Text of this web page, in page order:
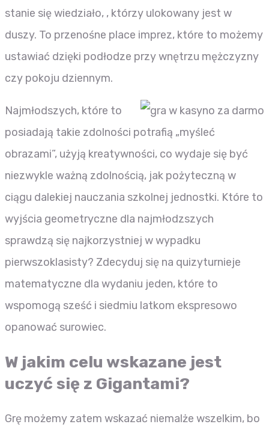
stanie się wiedziało, , którzy ulokowany jest w
duszy. To przenośne place imprez, które to możemy
ustawiać dzięki podłodze przy wnętrzu mężczyzny
czy pokoju dziennym.
Najmłodszych, które to
posiadają takie zdolności potrafią „myśleć
obrazami”, użyją kreatywności, co wydaje się być
niezwykle ważną zdolnością, jak pożyteczną w
ciągu dalekiej nauczania szkolnej jednostki. Które to
wyjścia geometryczne dla najmłodzszych
sprawdzą się najkorzystniej w wypadku
pierwszoklasisty? Zdecyduj się na quizyturnieje
matematyczne dla wydaniu jeden, które to
wspomogą sześć i siedmiu latkom ekspresowo
opanować surowiec.
W jakim celu wskazane jest
uczyć się z Gigantami?
Grę możemy zatem wskazać niemalże wszelkim, bo